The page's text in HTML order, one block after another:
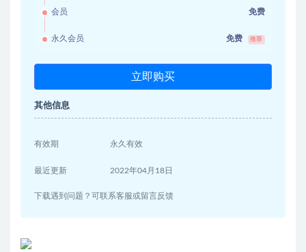
会员 免费
永久会员 免费 推荐
立即购买
其他信息
有效期 永久有效
最近更新 2022年04月18日
下载遇到问题？可联系客服或留言反馈